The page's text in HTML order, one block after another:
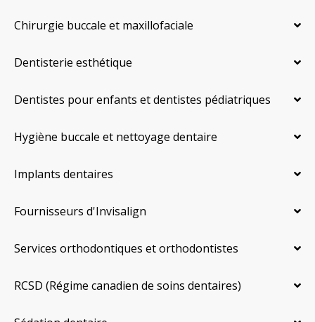
Chirurgie buccale et maxillofaciale
Dentisterie esthétique
Dentistes pour enfants et dentistes pédiatriques
Hygiène buccale et nettoyage dentaire
Implants dentaires
Fournisseurs d'Invisalign
Services orthodontiques et orthodontistes
RCSD (Régime canadien de soins dentaires)